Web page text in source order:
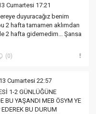
Cumartesi 17:21
duyuracağız benim
2 hafta tamamen aklımdan
2 hafta gidemedim... Şansa
(0)
Cumartesi 22:57
1-2 GÜNLÜĞÜNE
BU YAŞANDI MEB ÖSYM YE
BU DURUM